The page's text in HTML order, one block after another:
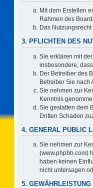
Mit dem Erstellen
Rahmen des
Das
3. PFLICHTEN DES
Sie erklären mit
insbesondere,
Der Betreiber des
Betreiber Sie nach
Sie nehmen zur
Kenntnis
Sie gestatten dem
Dritten Schaden
4. GENERAL PUBLIC
Sie nehmen zur
(www.phpbb.com)
haben keinen
nicht untersagen
5. GEWÄHRLEISTUNG